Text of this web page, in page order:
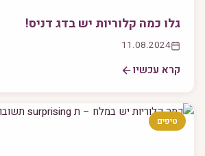
גלו כמה קלוריות יש בדג דניס!
11.08.2024
קרא עכשיו
טיפים